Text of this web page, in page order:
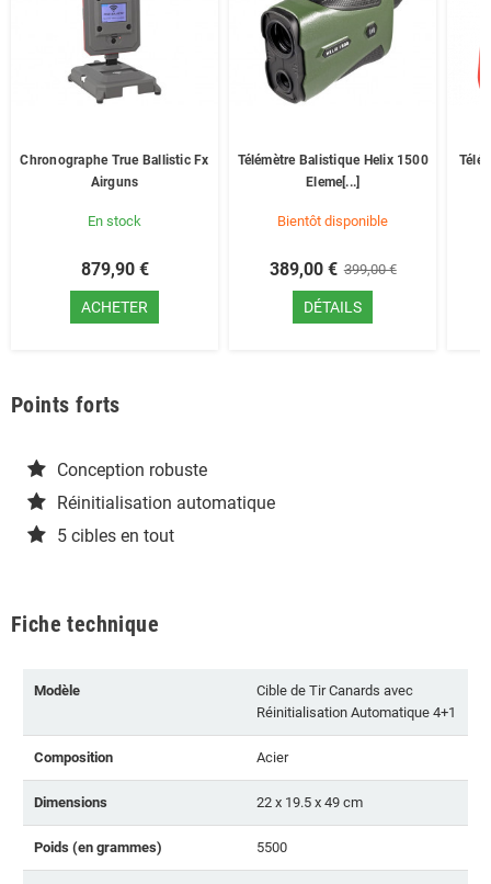
Chronographe True Ballistic Fx
Airguns
En stock
879,90 €
ACHETER
Télémètre Balistique Helix 1500
Eleme[...]
Bientôt disponible
389,00 € 399,00 €
DÉTAILS
Points forts
Conception robuste
Réinitialisation automatique
5 cibles en tout
Fiche technique
Modèle
Cible de Tir Canards avec
Réinitialisation Automatique 4+1
Composition Acier
Dimensions 22 x 19.5 x 49 cm
Poids (en grammes) 5500